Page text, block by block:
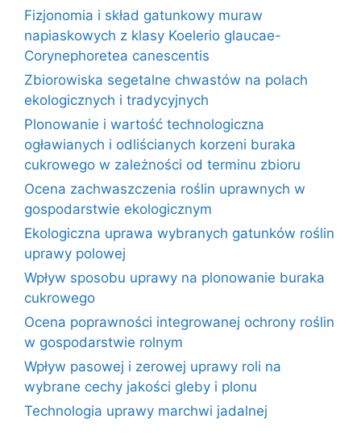
Fizjonomia i skład gatunkowy muraw
napiaskowych z klasy Koelerio glaucae-
Corynephoretea canescentis
Zbiorowiska segetalne chwastów na polach
ekologicznych i tradycyjnych
Plonowanie i wartość technologiczna
ogławianych i odliścianych korzeni buraka
cukrowego w zależności od terminu zbioru
Ocena zachwaszczenia roślin uprawnych w
gospodarstwie ekologicznym
Ekologiczna uprawa wybranych gatunków roślin
uprawy polowej
Wpływ sposobu uprawy na plonowanie buraka
cukrowego
Ocena poprawności integrowanej ochrony roślin
w gospodarstwie rolnym
Wpływ pasowej i zerowej uprawy roli na
wybrane cechy jakości gleby i plonu
Technologia uprawy marchwi jadalnej